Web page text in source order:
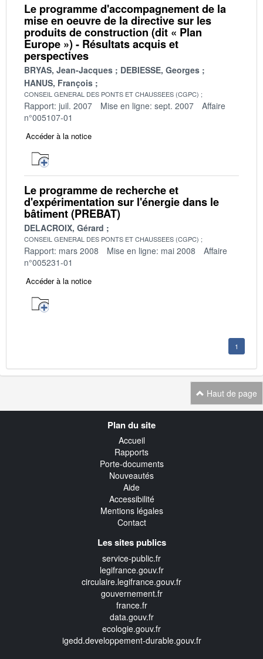
Le programme d'accompagnement de la
mise en oeuvre de la directive sur les
produits de construction (dit « Plan
Europe ») - Résultats acquis et
perspectives
BRYAS, Jean-Jacques
DEBIESSE, Georges
HANUS, François
CONSEIL GENERAL DES PONTS ET CHAUSSEES (CGPC)
Rapport: juil. 2007 Mise en ligne: sept. 2007
Affaire
n°005107-01
Accéder à la notice
Le programme de recherche et
d'expérimentation sur l'énergie dans le
bâtiment (PREBAT)
DELACROIX, Gérard
CONSEIL GENERAL DES PONTS ET CHAUSSEES (CGPC)
Rapport: mars 2008 Mise en ligne: mai 2008
Affaire
n°005231-01
Accéder à la notice
1
Haut de page
Plan du site
Accueil
Rapports
Porte-documents
Nouveautés
Aide
Accessibilité
Mentions légales
Contact
Les sites publics
service-public.fr
legifrance.gouv.fr
circulaire.legifrance.gouv.fr
gouvernement.fr
france.fr
data.gouv.fr
ecologie.gouv.fr
igedd.developpement-durable.gouv.fr